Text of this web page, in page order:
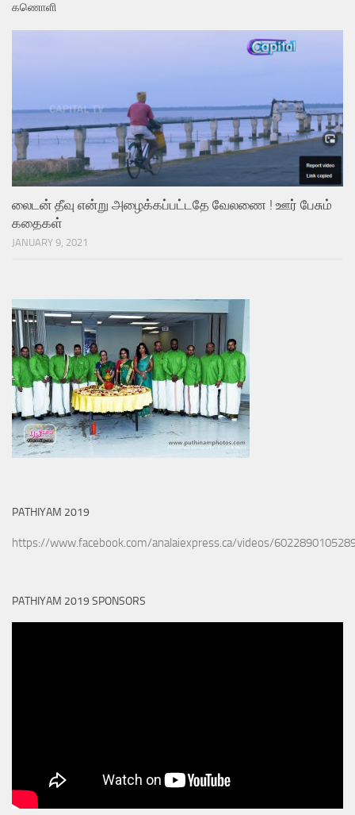
கணொளி
லைடன் தீவு என்று அழைக்கப்பட்டதே வேலணை ! ஊர் பேசும்
கதைகள்
JANUARY 9, 2021
PATHIYAM 2019
https://www.facebook.com/analaiexpress.ca/videos/
PATHIYAM 2019 SPONSORS